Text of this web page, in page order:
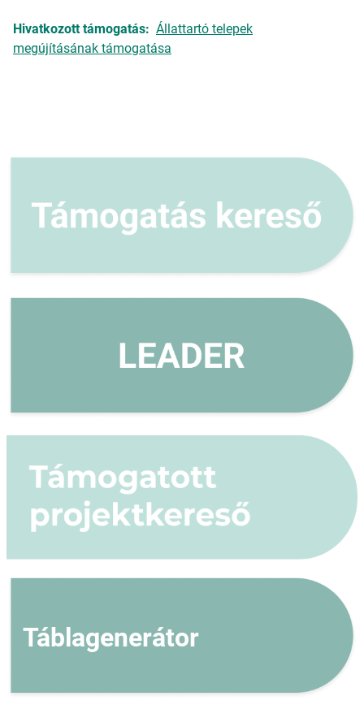
Hivatkozott támogatás
Állattartó telepek
megújításának támogatása
Táblagenerátor